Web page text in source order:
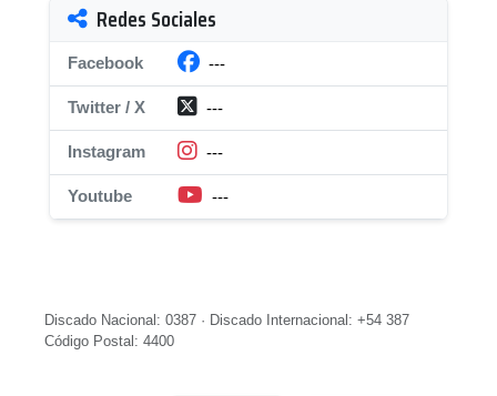
Redes Sociales
Facebook ---
Twitter / X ---
Instagram ---
Youtube ---
Discado Nacional: 0387 · Discado Internacional: +54 387
Código Postal: 4400